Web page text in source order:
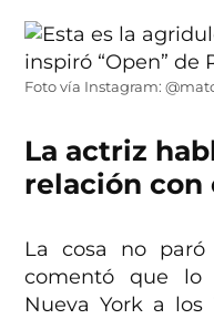
Foto vía Instagram:
La actriz
relación con
La cosa no paró
comentó que lo
Nueva York a los